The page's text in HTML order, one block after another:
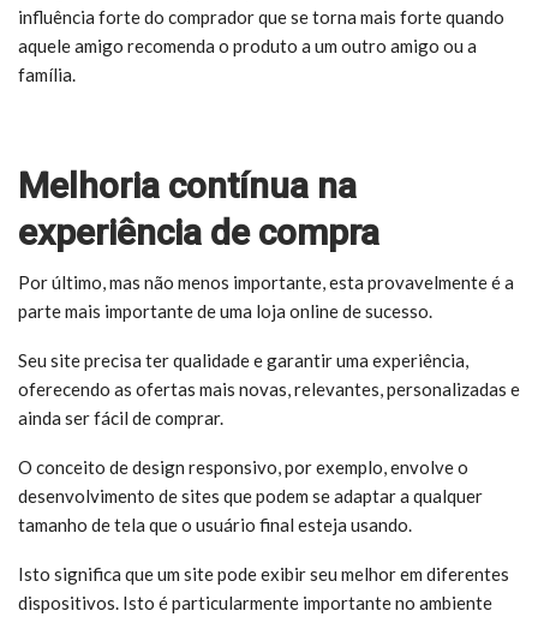
influência forte do comprador que se torna mais forte quando
aquele amigo recomenda o produto a um outro amigo ou a
família.
Melhoria contínua na
experiência de compra
Por último, mas não menos importante, esta provavelmente é a
parte mais importante de uma loja online de sucesso.
Seu site precisa ter qualidade e garantir uma experiência,
oferecendo as ofertas mais novas, relevantes, personalizadas e
ainda ser fácil de comprar.
O conceito de design responsivo, por exemplo, envolve o
desenvolvimento de sites que podem se adaptar a qualquer
tamanho de tela que o usuário final esteja usando.
Isto significa que um site pode exibir seu melhor em diferentes
dispositivos. Isto é particularmente importante no ambiente